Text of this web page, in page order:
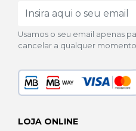
Usamos o seu email apenas
cancelar a qualquer momento.
LOJA ONLINE